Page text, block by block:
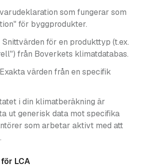
som fungerar som
för byggprodukter.
för en produkttyp (t.ex.
från Boverkets klimatdatabas.
värden från en specifik
i din klimatberäkning är
ut generisk data mot specifika
som arbetar aktivt med att
LCA